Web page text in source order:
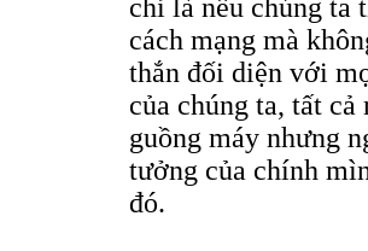
chỉ là nếu chúng ta
cách mạng mà
thắn đối diện với
của chúng ta, tất
guồng máy nhưng
tưởng của chính
đó.